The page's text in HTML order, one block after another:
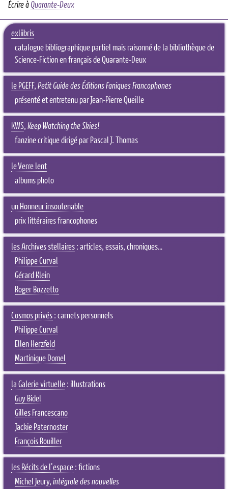
Écrire à Quarante-Deux
exliibris
catalogue bibliographique partiel mais raisonné de la bibliothèque de
Science-Fiction en français de Quarante-Deux
le PGEFF, Petit Guide des Éditions Faniques Francophones
présenté et entretenu par Jean-Pierre Queille
KWS, Keep Watching the Skies!
fanzine critique dirigé par Pascal J. Thomas
le Verre lent
albums photo
un Honneur insoutenable
prix littéraires francophones
les Archives stellaires : articles, essais, chroniques…
Philippe Curval
Gérard Klein
Roger Bozzetto
Cosmos privés : carnets personnels
Philippe Curval
Ellen Herzfeld
Martinique Domel
la Galerie virtuelle : illustrations
Guy Bidel
Gilles Francescano
Jackie Paternoster
François Rouiller
les Récits de l'espace : fictions
Michel Jeury, intégrale des nouvelles